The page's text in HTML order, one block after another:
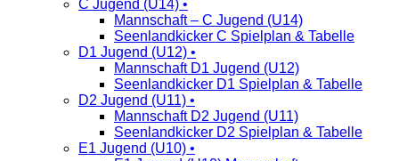
C Jugend (U14) •
Mannschaft – C Jugend (U14)
Seenlandkicker C Spielplan & Tabelle
D1 Jugend (U12) •
Mannschaft D1 Jugend (U12)
Seenlandkicker D1 Spielplan & Tabelle
D2 Jugend (U11) •
Mannschaft D2 Jugend (U11)
Seenlandkicker D2 Spielplan & Tabelle
E1 Jugend (U10) •